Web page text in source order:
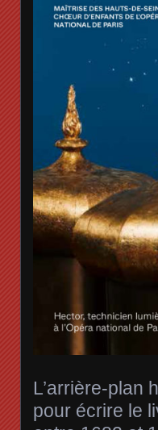
L’arrière-plan
pour écrire le